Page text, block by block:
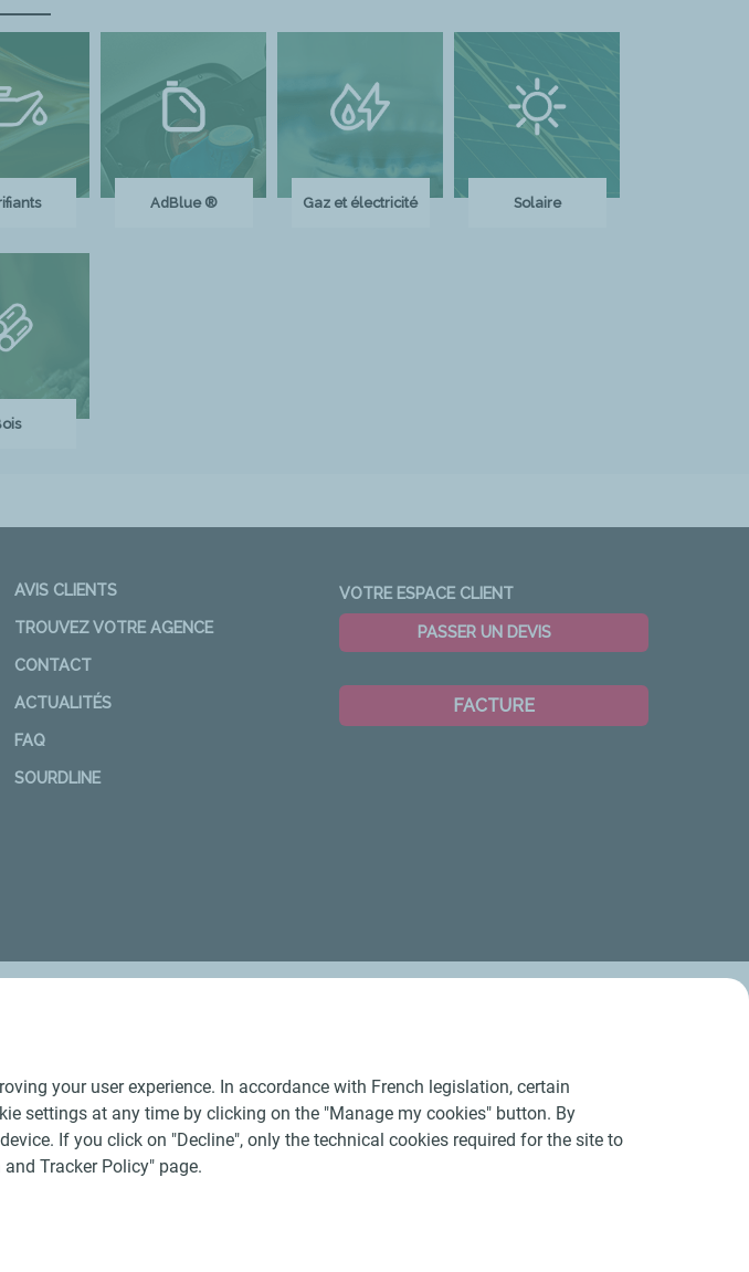
AdBlue ® Gaz et électricité Solaire
AVIS CLIENTS
TROUVEZ VOTRE AGENCE
CONTACT
ACTUALITÉS
FAQ
SOURDLINE
VOTRE ESPACE CLIENT
PASSER UN DEVIS
FACTURE
your user experience. In accordance with French legislation, certain
settings at any time by clicking on the "Manage my cookies" button. By
If you click on "Decline", only the technical cookies required for the site to
Tracker Policy" page.